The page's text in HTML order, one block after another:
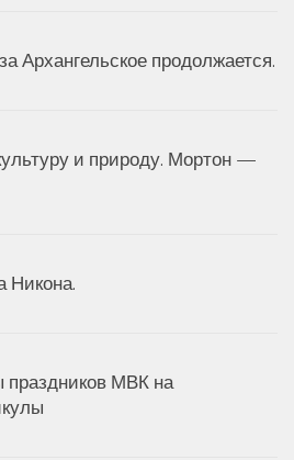
Архангельское продолжается.
и природу. Мортон —
Никона.
праздников МВК на